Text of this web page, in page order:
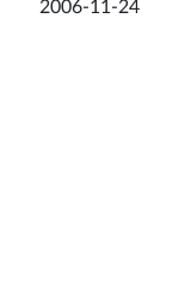
2006-11-24